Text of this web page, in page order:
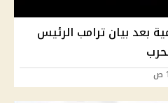
بعد بيان ترامب الرئيس